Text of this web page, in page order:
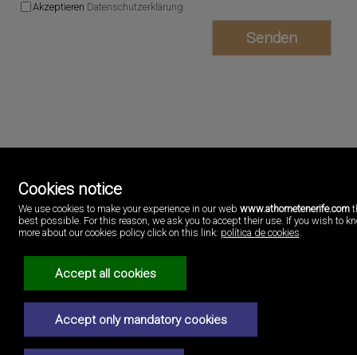
Akzeptieren Datenschutzerklärung
AtHome Luxury Realty
C/Nivaria CC Sueño Azul local 19
Callao Salvaje, Sta. Cruz de Tenerife
Spanien
637391719
Impressum
Datenschutzerklärung
Cookies notice
We use cookies to make your experience in our web www.athometenerife.com
best possible. For this reason, we ask you to accept their use. If you wish to
more about our cookies policy click on this link: política de cookies
Accept all cookies
Accept only mandatory cookies